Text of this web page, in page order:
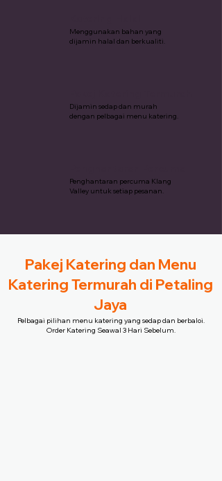
Menggunakan bahan yang
dijamin halal dan berkualiti.
Dijamin sedap dan murah
dengan pelbagai menu katering.
Penghantaran percuma Klang
Valley untuk setiap pesanan.
Pakej Katering dan Menu
Katering Termurah di Petaling
Jaya
Pelbagai pilihan menu katering yang sedap dan berbaloi.
Order Katering Seawal 3 Hari Sebelum.